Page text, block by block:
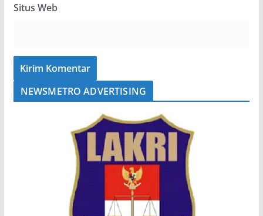
Situs Web
NEWSMETRO ADVERTISING